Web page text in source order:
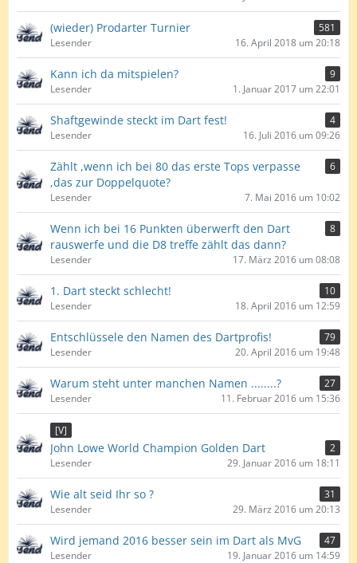
(wieder) Prodarter Turnier
581
Lesender
16. April 2018 um 20:18
Kann ich da mitspielen?
9
Lesender
1. Januar 2017 um 22:01
Shaftgewinde steckt im Dart fest!
4
Lesender
16. Juli 2016 um 09:26
Zählt ,wenn ich bei 80 das erste Tops verpasse
,das zur Doppelquote?
6
Lesender 7. Mai 2016 um 10:02
Wenn ich bei 16 Punkten überwerft den Dart
rauswerfe und die D8 treffe zählt das dann?
8
Lesender 17. März 2016 um 08:08
1. Dart steckt schlecht!
10
Lesender
18. April 2016 um 12:59
Entschlüssele den Namen des Dartprofis!
79
Lesender
20. April 2016 um 19:48
Warum steht unter manchen Namen ........?
27
Lesender
11. Februar 2016 um 15:36
[V]
John Lowe World Champion Golden Dart
2
Lesender
29. Januar 2016 um 18:11
Wie alt seid Ihr so ?
31
Lesender
29. März 2016 um 20:13
Wird jemand 2016 besser sein im Dart als MvG
47
Lesender
19. Januar 2016 um 14:59